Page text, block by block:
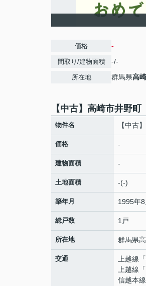
価格 -
間取り/建物面積 -/-
所在地 群馬県高
【中古】高崎市井野
物件名 【中古
価格 -
建物面積 -
土地面積 -(-)
築年月 1995年8
総戸数 1戸
所在地 群馬県
交通 上越線 「
上越線 「
信越本線